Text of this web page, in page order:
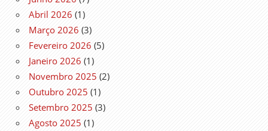
Abril 2026 (1)
Março 2026 (3)
Fevereiro 2026 (5)
Janeiro 2026 (1)
Novembro 2025 (2)
Outubro 2025 (1)
Setembro 2025 (3)
Agosto 2025 (1)